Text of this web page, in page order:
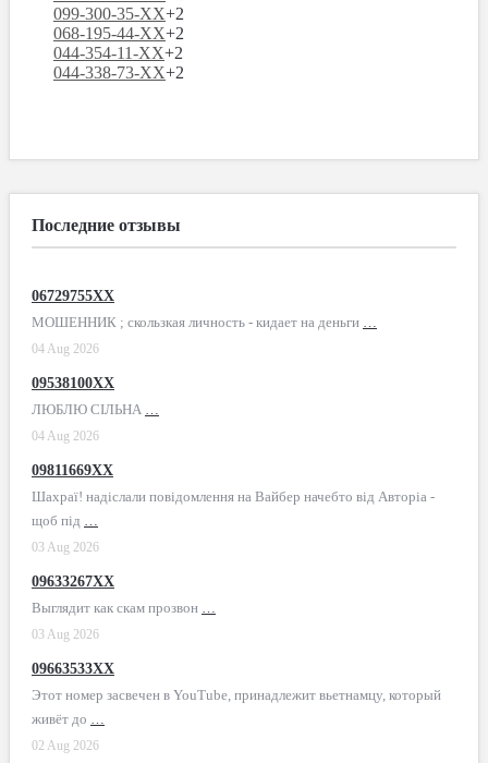
099-300-35-XX+2
068-195-44-XX+2
044-354-11-XX+2
044-338-73-XX+2
Последние отзывы
06729755XX
МОШЕННИК ; скользкая личность - кидает на деньги …
04 Aug 2026
09538100XX
ЛЮБЛЮ СІЛЬНА …
04 Aug 2026
09811669XX
Шахраї! надіслали повідомлення на Вайбер начебто від Авторіа -
щоб під …
03 Aug 2026
09633267XX
Выглядит как скам прозвон …
03 Aug 2026
09663533XX
Этот номер засвечен в YouTube, принадлежит вьетнамцу, который
живёт до …
02 Aug 2026